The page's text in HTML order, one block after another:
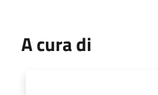
A cura di